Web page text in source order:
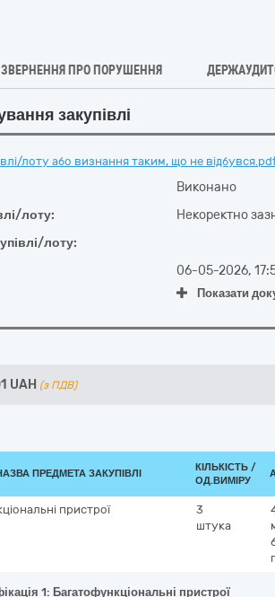
ЗВЕРНЕННЯ ПРО ПОРУШЕННЯ
закупівлі
лоту або визнання таким, що не
Виконано
лоту:
Некоректно
лоту:
06-05-2026,
Показати
UAH (з ПДВ)
ПРЕДМЕТА ЗАКУПІВЛІ
КІЛЬКІСТЬ /
ОД.ВИМІРУ
пристрої
3
штука
1: Багатофункціональні пристрої